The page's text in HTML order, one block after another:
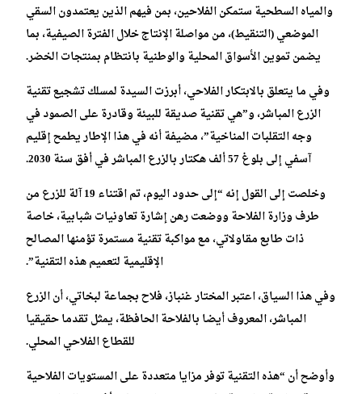
والمياه السطحية ستمكن الفلاحين، بمن فيهم الذين يعتمدون السقي
الموضعي (التنقيط)، من مواصلة الإنتاج خلال الفترة الصيفية، بما
يضمن تموين الأسواق المحلية والوطنية بانتظام بمنتجات الخضر.
وفي ما يتعلق بالابتكار الفلاحي، أبرزت السيدة لمسلك تشجيع تقنية
الزرع المباشر، و”هي تقنية صديقة للبيئة وقادرة على الصمود في
وجه التقلبات المناخية”، مضيفة أنه في هذا الإطار يطمح إقليم
آسفي إلى بلوغ 57 ألف هكتار بالزرع المباشر في أفق سنة 2030.
وخلصت إلى القول إنه “إلى حدود اليوم، تم اقتناء 19 آلة للزرع من
طرف وزارة الفلاحة ووضعت رهن إشارة تعاونيات شبابية، خاصة
ذات طابع مقاولاتي، مع مواكبة تقنية مستمرة تؤمنها المصالح
الإقليمية لتعميم هذه التقنية”.
وفي هذا السياق، اعتبر المختار غنباز، فلاح بجماعة لبخاتي، أن الزرع
المباشر، المعروف أيضا بالفلاحة الحافظة، يمثل تقدما حقيقيا
للقطاع الفلاحي المحلي.
وأوضح أن “هذه التقنية توفر مزايا متعددة على المستويات الفلاحية